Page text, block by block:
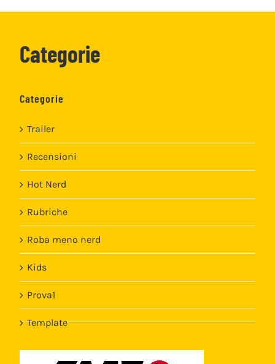
Categorie
Categorie
Trailer
Recensioni
Hot Nerd
Rubriche
Roba meno nerd
Kids
Prova1
Template